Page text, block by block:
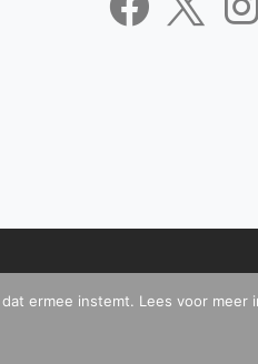
ermee instemt. Lees voor meer